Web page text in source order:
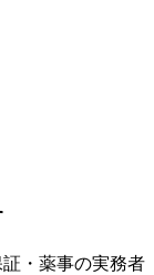
・薬事の実務者